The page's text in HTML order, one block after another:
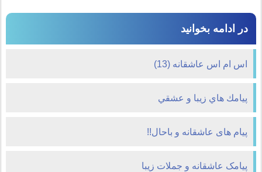
در ادامه بخوانید
اس ام اس عاشقانه (13)
پيامك هاي زيبا و عشقي
پیام های عاشقانه و باحال!!
پیامک عاشقانه و جملات زیبا